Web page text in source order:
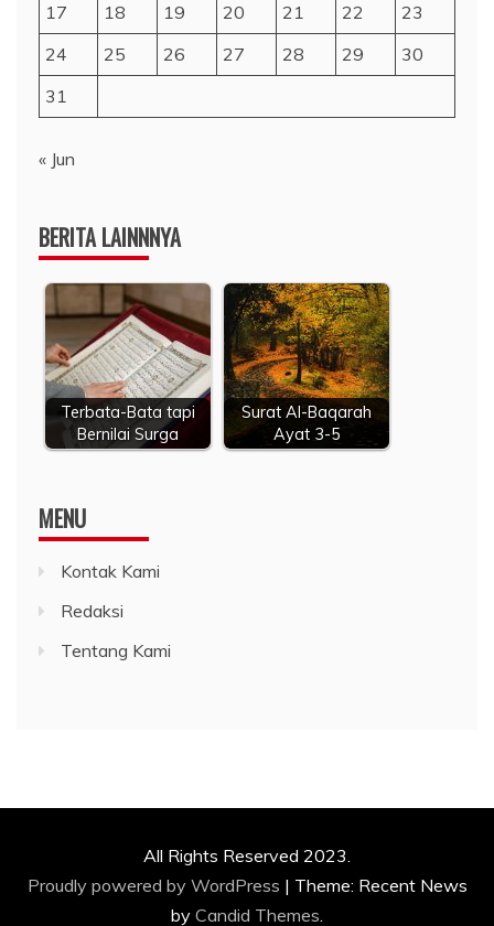
17
18 19 20 21 22
23
24
25 26 27 28 29
30
31
« Jun
BERITA LAINNNYA
Terbata-Bata tapi
Bernilai Surga
Surat Al-Baqarah
Ayat 3-5
MENU
Kontak Kami
Redaksi
Tentang Kami
All Rights Reserved 2023.
Proudly powered by WordPress | Theme: Recent News
by Candid Themes.